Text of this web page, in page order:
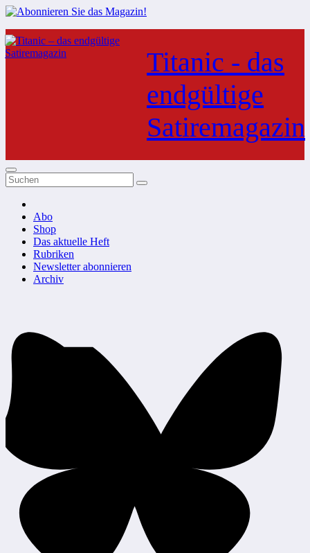
Zum
Inhalt
springen
Titanic - das
endgültige
Satiremagazin
Abo
Shop
Das aktuelle Heft
Rubriken
Newsletter abonnieren
Archiv